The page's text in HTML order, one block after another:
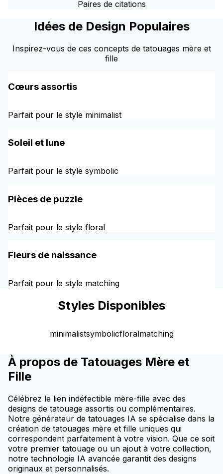
Paires de citations
Idées de Design Populaires
Inspirez-vous de ces concepts de tatouages mère et
fille
Cœurs assortis
Parfait pour le style minimalist
Soleil et lune
Parfait pour le style symbolic
Pièces de puzzle
Parfait pour le style floral
Fleurs de naissance
Parfait pour le style matching
Styles Disponibles
minimalistsymbolicfloralmatching
À propos de Tatouages Mère et
Fille
Célébrez le lien indéfectible mère-fille avec des
designs de tatouage assortis ou complémentaires.
Notre générateur de tatouages IA se spécialise dans la
création de tatouages mère et fille uniques qui
correspondent parfaitement à votre vision. Que ce soit
votre premier tatouage ou un ajout à votre collection,
notre technologie IA avancée garantit des designs
originaux et personnalisés.